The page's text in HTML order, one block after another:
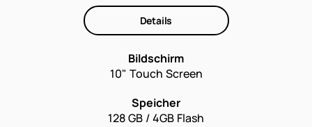
Details
Bildschirm
10" Touch Screen
Speicher
128 GB / 4GB Flash